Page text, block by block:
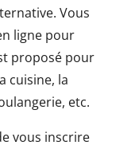
Vous
ligne pour
proposé pour
cuisine, la
etc.
vous inscrire